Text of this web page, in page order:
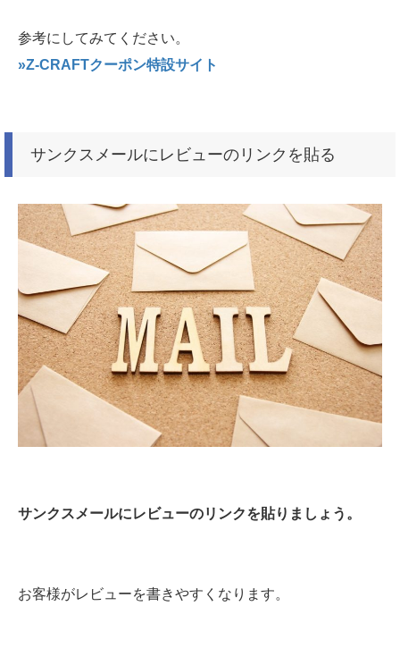
参考にしてみてください。
»Z-CRAFTクーポン特設サイト
サンクスメールにレビューのリンクを貼る
サンクスメールにレビューのリンクを貼りましょう。
お客様がレビューを書きやすくなります。